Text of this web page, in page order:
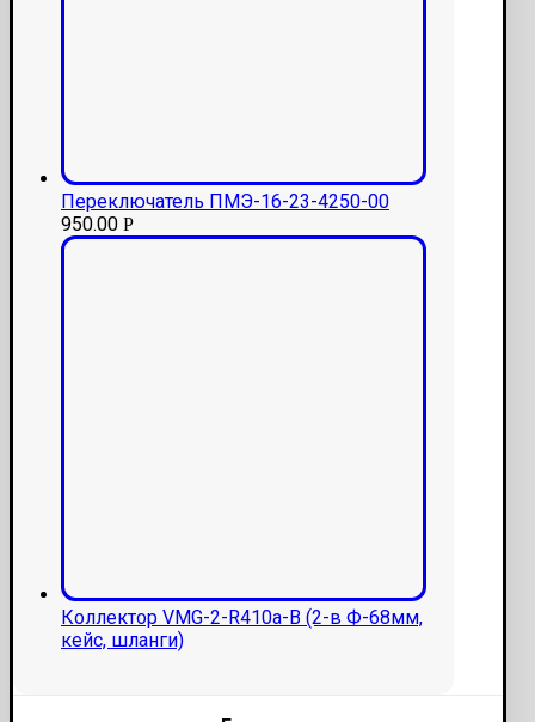
Переключатель ПМЭ-16-23-4250-00
950.00 Р
Коллектор VMG-2-R410a-В (2-в Ф-68мм,
кейс, шланги)